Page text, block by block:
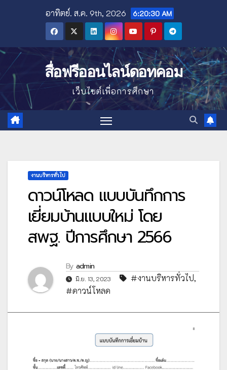
อาทิตย์. ส.ค. 9th, 2026 6:20:31 AM
สื่อฟรีออนไลน์ดอทคอม
เว็บไซต์เพื่อการศึกษา
งานบริหารทั่วไป
ดาวน์โหลด แบบบันทึกการ
เยี่ยมบ้านแบบใหม่ โดย
สพฐ. ปีการศึกษา 2566
By admin
มิ.ย. 13, 2023 #งานบริหารทั่วไป,
#ดาวน์โหลด